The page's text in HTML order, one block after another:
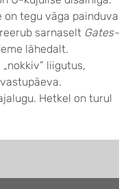
tegu väga painduva
sarnaselt Gates-
lähedalt.
liigutus,
Hetkel on turul